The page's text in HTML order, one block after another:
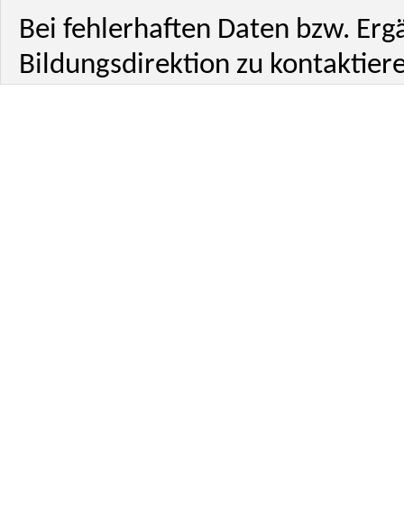
Bei fehlerhaften Daten bzw.
Bildungsdirektion zu